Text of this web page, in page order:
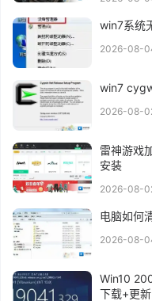
win7系统
2026-08-
win7
2026-08-
雷神游戏
安装
2026-08-
电脑如何
2026-08-
Win10
下载+更